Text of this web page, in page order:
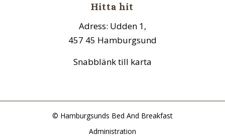
Hitta hit
Adress: Udden 1,
457 45 Hamburgsund
Snabblänk till karta
© Hamburgsunds Bed And Breakfast
Administration